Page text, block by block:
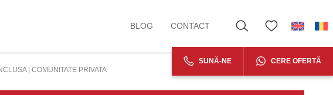
BLOG CONTACT
SUNĂ-NE
CERE OFERTĂ
| COMUNITATE PRIVATA